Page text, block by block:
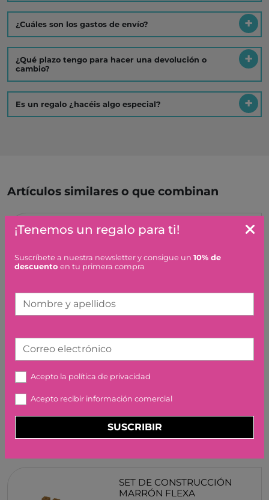
¿Cuáles son los gastos de envío?
¿Qué plazo tengo para hacer una devolución o
cambio?
Es un regalo ¿hacéis algo especial?
Artículos similares o que combinan
ANATOMIA Y EL CUERPO
HUMANO (FUTUROS
9,95 €
SET DE CONSTRUCCIÓN
MARRÓN FLEXA
¡Tenemos un regalo para ti!
Suscríbete a nuestra newsletter y consigue un 10% de
descuento en tu primera compra
Nombre y apellidos
Correo electrónico
Acepto la política de privacidad
Acepto recibir información comercial
SUSCRIBIR